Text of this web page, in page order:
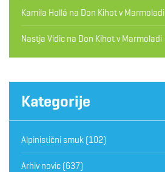
Kamila Hollá na Don Kihot v Marmoladi
Nastja Vidic na Don Kihot v Marmoladi
Kategorije
Alpinistični smuk (102)
Arhiv novic (637)